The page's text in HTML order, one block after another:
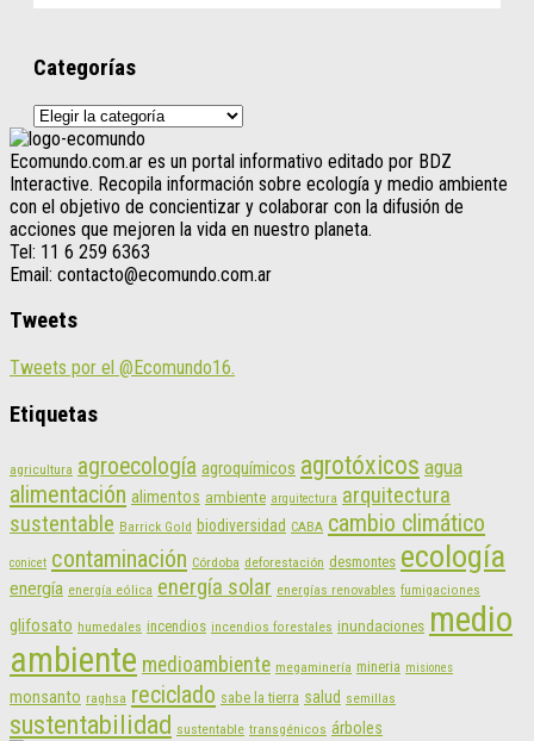
Categorías
Categorías
Ecomundo.com.ar es un portal informativo editado por BDZ
Interactive. Recopila información sobre ecología y medio ambiente
con el objetivo de concientizar y colaborar con la difusión de
acciones que mejoren la vida en nuestro planeta.
Tel: 11 6 259 6363
Email: contacto@ecomundo.com.ar
Tweets
Tweets por el @Ecomundo16.
Etiquetas
agricultura agroecología agroquímicos agrotóxicos agua
alimentación alimentos ambiente arquitectura arquitectura
sustentable Barrick Gold biodiversidad CABA cambio climático
conicet contaminación Córdoba deforestación desmontes ecología
energía energía eólica energía solar energías renovables fumigaciones
glifosato humedales incendios incendios forestales inundaciones medio
ambiente medioambiente megaminería mineria misiones
monsanto raghsa reciclado sabe la tierra salud semillas
sustentabilidad sustentable transgénicos árboles